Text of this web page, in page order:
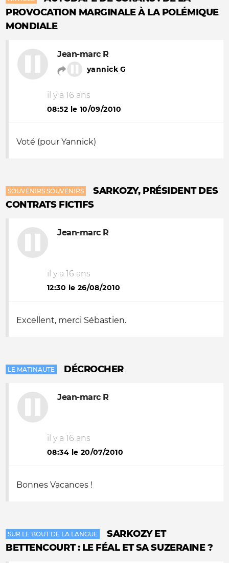
PROVOCATION MARGINALE À LA POLÉMIQUE
MONDIALE
Jean-marc R
yannick G
il y a 16 ans
08:52 le 10/09/2010
Voté (pour Yannick)
SOUVENIRS SOUVENIRS
SARKOZY, PRÉSIDENT DES
CONTRATS FICTIFS
Jean-marc R
il y a 16 ans
12:30 le 26/08/2010
Excellent, merci Sébastien.
LE MATINAUTE DÉCROCHER
Jean-marc R
il y a 16 ans
08:34 le 20/07/2010
Bonnes Vacances !
SUR LE BOUT DE LA LANGUE
SARKOZY ET
BETTENCOURT : LE FÉAL ET SA SUZERAINE ?